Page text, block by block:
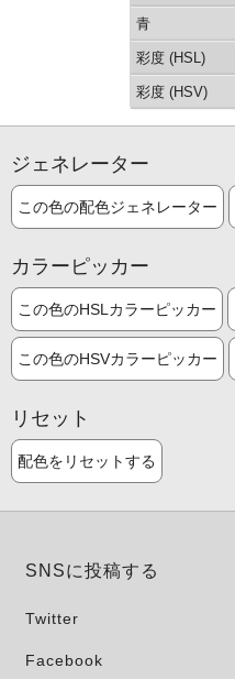
青
彩度 (HSL)
彩度 (HSV)
ジェネレーター
この色の配色ジェネレーター
カラーピッカー
この色のHSLカラーピッカー
この色のHSVカラーピッカー
リセット
配色をリセットする
SNSに投稿する
Twitter
Facebook